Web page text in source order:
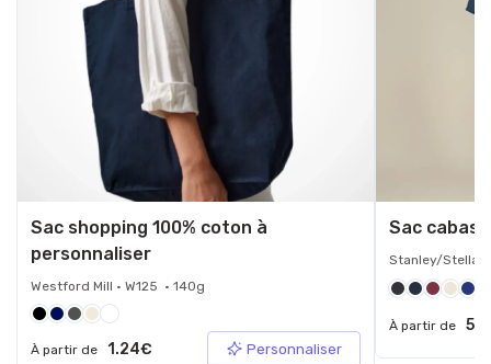
Sac shopping 100% coton à
personnaliser
Westford Mill • W125 • 140g
À partir de 1.24€ Personnaliser
Sac cabas
Stanley/Stella •
À partir de